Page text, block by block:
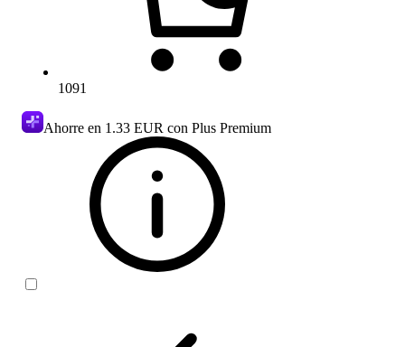
1091
Ahorre en 1.33 EUR con Plus Premium